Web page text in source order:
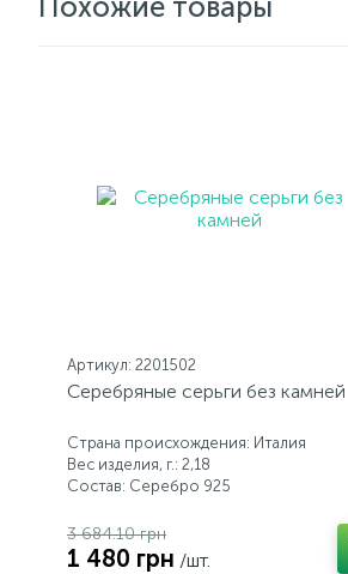
Артикул: 2201502
Серебряные серьги без камней
Страна происхождения: Италия
Вес изделия, г.: 2,18
Состав: Серебро 925
3 684.10 грн
1 480 грн /шт.